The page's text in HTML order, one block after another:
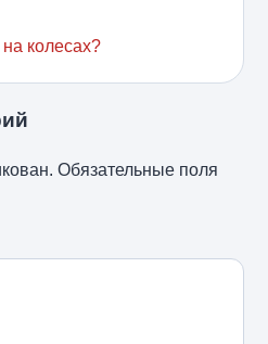
колесах?
Обязательные поля